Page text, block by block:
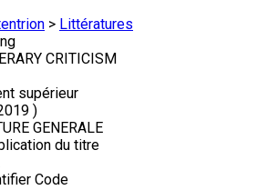
> Littératures
CRITICISM
supérieur
)
GENERALE
du titre
Code